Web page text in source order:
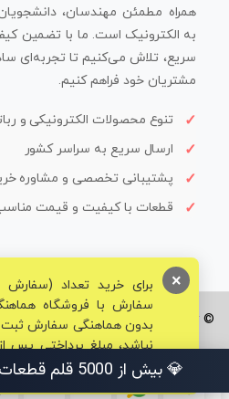
همراه مطمئن مهندسان،
به الکترونیک است. ما با تضمین
سریع، تلاش می‌کنیم تا تجربه‌ای
مشتریان خود فراهم کنیم.
تنوع محصولات الکترونیکی و
ارسال سریع به سراسر کشور
پشتیبانی تخصصی و مشاوره
قطعات با کیفیت و قیمت
© تمامی حقوق برای فروشگاه تخصصی
برای خرید تعداد
سفارش با فروشگاه
بدون هماهنگی سفارش ثبت
نباشد، مبلغ پرداختی پس
مالیاتی به حساب شما
×
💎 بیش از 5000 قلم قطعات الکترونیک و رباتیک